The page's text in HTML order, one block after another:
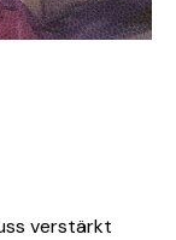
verstärkt